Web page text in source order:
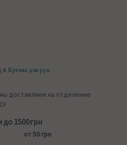
в Кремы для рук
доставляем на отделение
до 1500грн
от 50 грн